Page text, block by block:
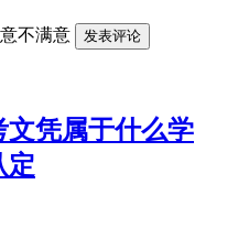
不满意
文凭属于什么学
定